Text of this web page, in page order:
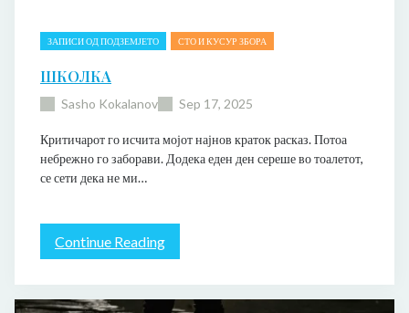
ЗАПИСИ ОД ПОДЗЕМЈЕТО СТО И КУСУР ЗБОРА
ШКОЛКА
Sasho Kokalanov Sep 17, 2025
Критичарот го исчита мојот најнов краток расказ. Потоа
небрежно го заборави. Додека еден ден сереше во тоалетот,
се сети дека не ми…
Continue Reading:
Ш